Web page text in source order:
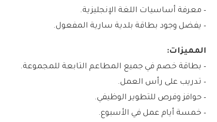
– معرفة أساسيات اللغة الإنجليزية.
– يفضل وجود بطاقة بلدية سارية المفعول.
المميزات:
– بطاقة خصم في جميع المطاعم التابعة للمجموعة.
– تدريب على رأس العمل.
– حوافز وفرص للتطوير الوظيفي.
– خمسة أيام عمل في الأسبوع.